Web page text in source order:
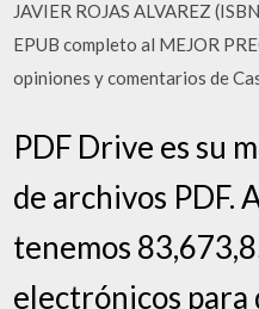
JAVIER ROJAS ALVAREZ
EPUB completo al MEJOR
opiniones y comentarios de
PDF Drive es su
de archivos PDF.
tenemos
electrónicos para